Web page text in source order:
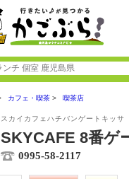
カフェ・喫茶 喫茶店
スカイカフェハチバンゲートキッサ
SKYCAFE 8番ゲ
0995-58-2117